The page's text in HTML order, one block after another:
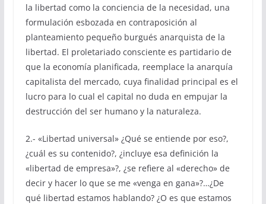
la libertad como la conciencia de la necesidad, una
formulación esbozada en contraposición al
planteamiento pequeño burgués anarquista de la
libertad. El proletariado consciente es partidario de
que la economía planificada, reemplace la anarquía
capitalista del mercado, cuya finalidad principal es el
lucro para lo cual el capital no duda en empujar la
destrucción del ser humano y la naturaleza.
2.- «Libertad universal» ¿Qué se entiende por eso?,
¿cuál es su contenido?, ¿incluye esa definición la
«libertad de empresa»?, ¿se refiere al «derecho» de
decir y hacer lo que se me «venga en gana»?…¿De
qué libertad estamos hablando? ¿O es que estamos